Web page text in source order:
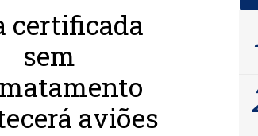
certificada
sem
aviões